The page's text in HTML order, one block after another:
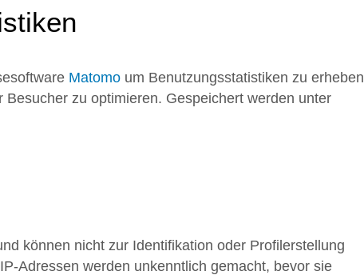
Matomo um Benutzungsstatistiken zu erheben
zu optimieren. Gespeichert werden unter
können nicht zur Identifikation oder Profilerstellung
Adressen werden unkenntlich gemacht, bevor sie